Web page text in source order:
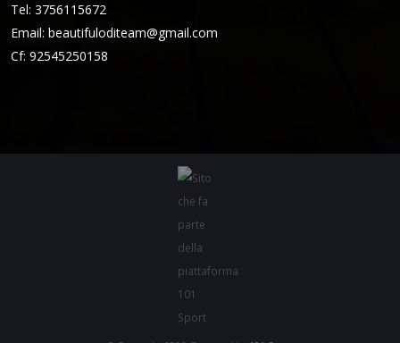
Tel: 3756115672
Email: beautifuloditeam@gmail.com
Cf: 92545250158